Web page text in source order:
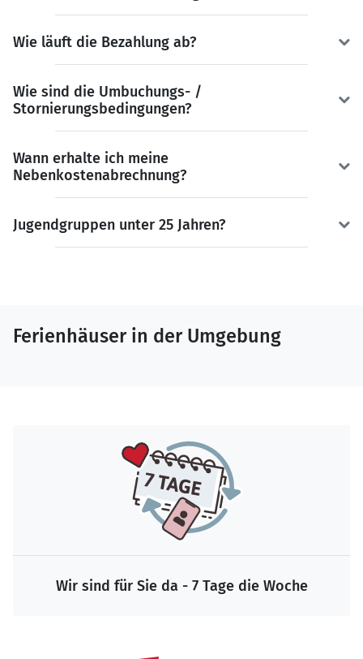
Wie läuft die Bezahlung ab?
Wie sind die Umbuchungs- /
Stornierungsbedingungen?
Wann erhalte ich meine
Nebenkostenabrechnung?
Jugendgruppen unter 25 Jahren?
Ferienhäuser in der Umgebung
Wir sind für Sie da - 7 Tage die Woche